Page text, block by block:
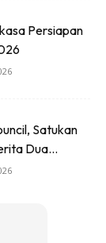
Persiapan
Satukan
Dua...